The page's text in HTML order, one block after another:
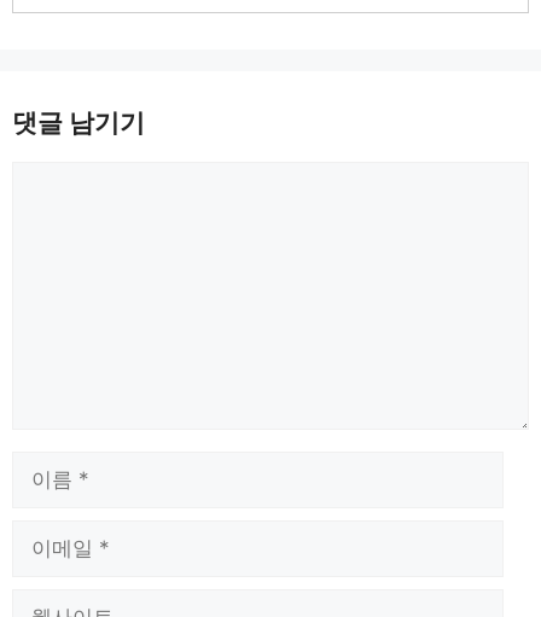
댓글 남기기